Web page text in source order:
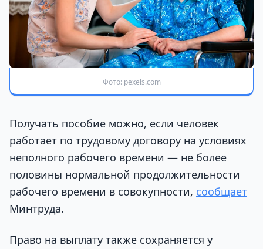
Фото: pexels.com
Получать пособие можно, если человек
работает по трудовому договору на условиях
неполного рабочего времени — не более
половины нормальной продолжительности
рабочего времени в совокупности, сообщает
Минтруда.
Право на выплату также сохраняется у